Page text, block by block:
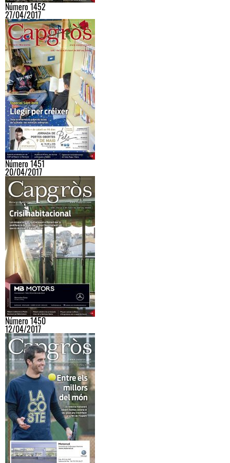
Número 1452
27/04/2017
Número 1451
20/04/2017
Número 1450
12/04/2017